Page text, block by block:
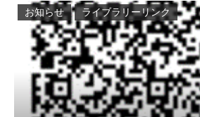
お知らせ ライブラリーリンク